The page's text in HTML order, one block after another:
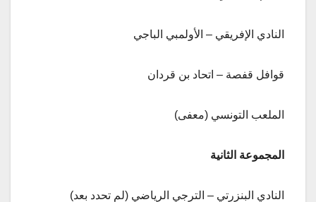
النادي الإفريقي – الأولمبي الباجي
قوافل قفصة – اتحاد بن قردان
الملعب التونسي (معفى)
المجموعة الثانية
النادي البنزرتي – الترجي الرياضي (لم تحدد بعد)